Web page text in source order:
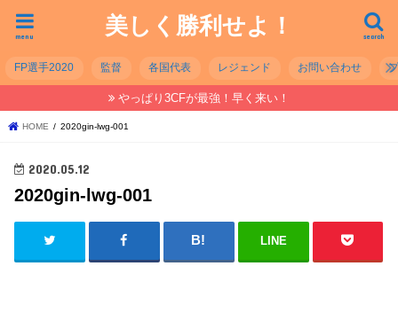
美しく勝利せよ！ search
menu
FP選手2020 監督 各国代表 レジェンド お問い合わせ
やっぱり3CFが最強！早く来い！
HOME 2020gin-lwg-001
2020.05.12
2020gin-lwg-001
LINE